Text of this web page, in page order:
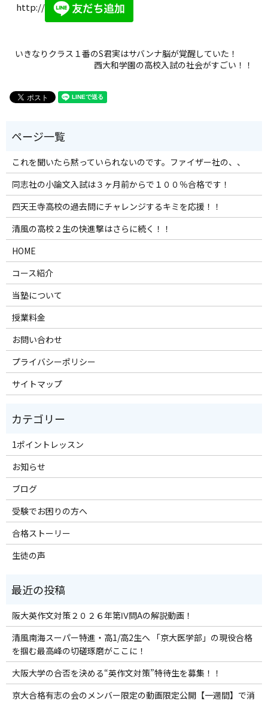
http://
いきなりクラス１番のS君実はサバンナ脳が覚醒していた！
西大和学園の高校入試の社会がすごい！！
これを聞いたら黙っていられないのです。ファイザー社の、、
同志社の小論文入試は３ヶ月前からで１００％合格です！
四天王寺高校の過去問にチャレンジするキミを応援！！
清風の高校２生の快進撃はさらに続く！！
HOME
コース紹介
当塾について
授業料金
お問い合わせ
プライバシーポリシー
サイトマップ
1ポイントレッスン
お知らせ
ブログ
受験でお困りの方へ
合格ストーリー
生徒の声
阪大英作文対策２０２６年第Ⅳ問Aの解説動画！
清風南海スーパー特進・高1/高2生へ 「京大医学部」の現役合格
を掴む最高峰の切磋琢磨がここに！
大阪大学の合否を決める“英作文対策”特待生を募集！！
京大合格有志の会のメンバー限定の動画限定公開【一週間】で消